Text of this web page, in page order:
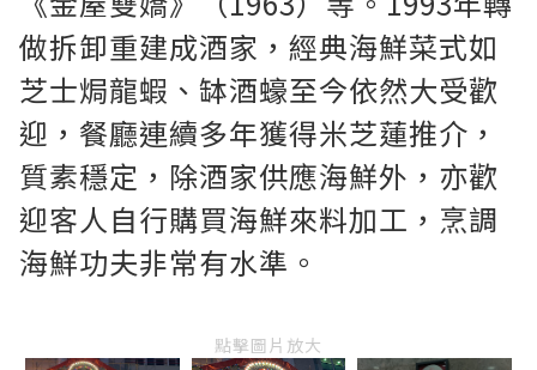
做拆卸重建成酒家，經典海鮮菜式如
芝士焗龍蝦、缽酒蠔至今依然大受歡
迎，餐廳連續多年獲得米芝蓮推介，
質素穩定，除酒家供應海鮮外，亦歡
迎客人自行購買海鮮來料加工，烹調
海鮮功夫非常有水準。
點擊圖片放大